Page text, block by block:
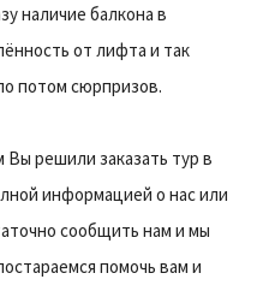
наличие балкона в
от лифта и так
потом сюрпризов.
Вы решили заказать тур в
информацией о нас или
сообщить нам и мы
помочь вам и